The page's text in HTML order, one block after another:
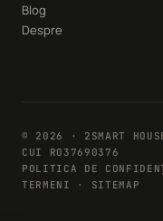
Blog
Despre
© 2026 · 2SMART
CUI RO37690376
POLITICA DE
TERMENI · SITEMAP